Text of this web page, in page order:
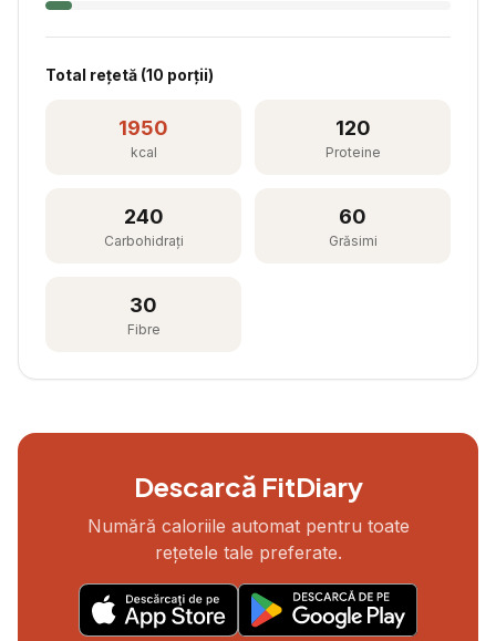
Total rețetă (10 porții)
1950
kcal
120
Proteine
240
Carbohidrați
60
Grăsimi
30
Fibre
Descarcă FitDiary
Numără caloriile automat pentru toate
rețetele tale preferate.